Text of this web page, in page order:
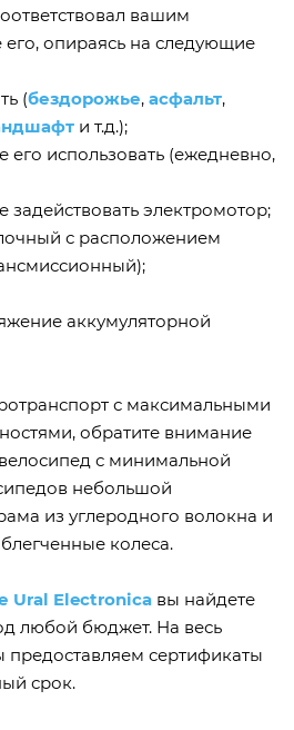
вашим
опираясь на следующие
(бездорожье, асфальт,
и т.д.);
его использовать (ежедневно,
задействовать электромотор;
с расположением
аккумуляторной
с максимальными
обратите внимание
с минимальной
небольшой
из углеродного волокна и
колеса.
Ural Electronica вы найдете
любой бюджет. На весь
предоставляем сертификаты
срок.